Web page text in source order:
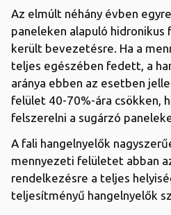
Az elmúlt néhány évben
paneleken alapuló
került bevezetésre. Ha a
teljes egészében fedett, a
aránya ebben az esetben
felület 40-70%-ára csökken,
felszerelni a sugárzó
A fali hangelnyelők
mennyezeti felületet abban
rendelkezésre a teljes
teljesítményű hangelnyelők